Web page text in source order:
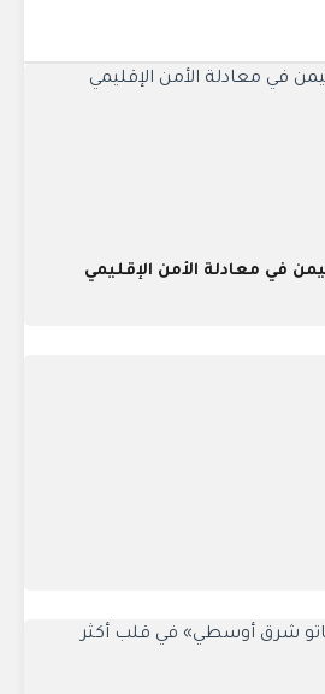
في معادلة الأمن الإقليمي